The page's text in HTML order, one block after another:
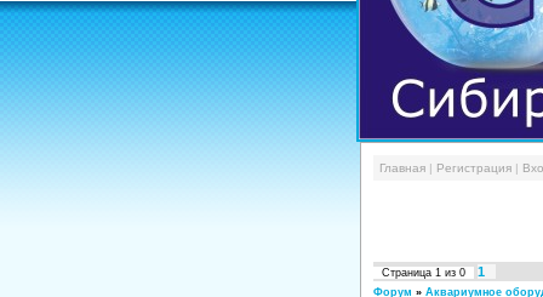
Главная| Регистрация|
Страница 1из 0 1
Форум » Аквариумное